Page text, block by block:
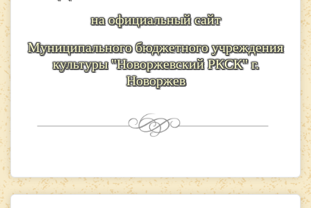
на официальный сайт
Муниципального бюджетного учреждения
культуры "Новоржевский РКСК" г.
Новоржев